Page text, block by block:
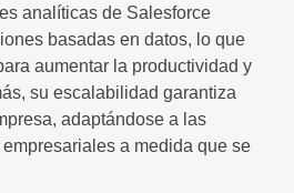
analíticas de Salesforce
basadas en datos, lo que
aumentar la productividad y
su escalabilidad garantiza
adaptándose a las
a medida que se